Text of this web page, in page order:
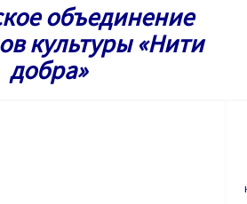
объединение
культуры «Нити
добра»